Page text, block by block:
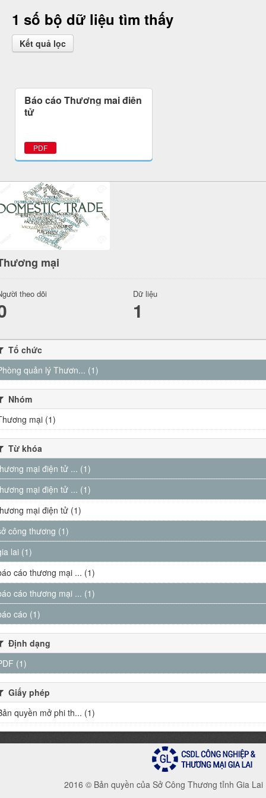
1 số bộ dữ liệu tìm thấy
Kết quả lọc
Báo cáo Thương mại điện
tử
PDF
mại
theo dõi Dữ liệu
1
Tổ chức
quản lý Thươn... (1)
Nhóm
mại (1)
Từ khóa
mại điện tử ... (1)
mại điện tử ... (1)
mại điện tử (1)
công thương (1)
lai (1)
cáo thương mại ... (1)
cáo thương mại ... (1)
cáo (1)
Định dạng
(1)
Giấy phép
quyền mở phi th... (1)
2016 © Bản quyền của Sở Công Thương tỉnh Gia Lai